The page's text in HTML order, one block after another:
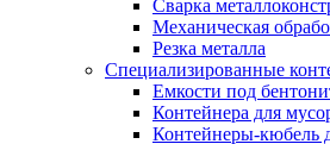
Сварка
Механическая
Резка металла
Специализированные
Емкости под
Контейнера для
Контейнеры-кюбель